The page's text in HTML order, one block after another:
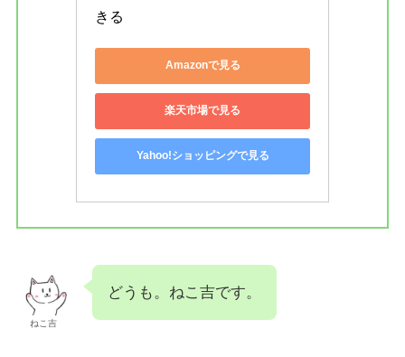
きる
Amazonで見る
楽天市場で見る
Yahoo!ショッピングで見る
ねこ吉
どうも。ねこ吉です。